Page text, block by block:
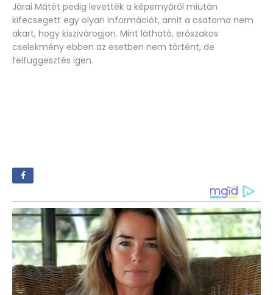
Járai Mátét pedig levették a képernyőről miután
kifecsegett egy olyan információt, amit a csatorna nem
akart, hogy kiszivárogjon. Mint látható, erőszakos
cselekmény ebben az esetben nem történt, de
felfüggesztés igen.